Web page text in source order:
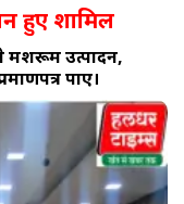
हुए शामिल
ने मशरूम उत्पादन,
पाए।